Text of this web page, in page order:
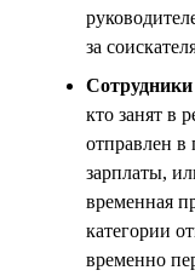
за
кто занят в
отправлен в
зарплаты,
временная
категории
временно